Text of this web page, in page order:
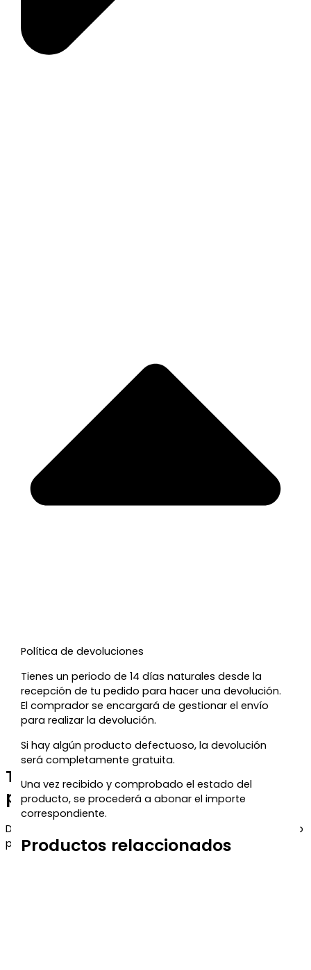
Política de devoluciones
Tienes un periodo de 14 días naturales desde la
recepción de tu pedido para hacer una devolución.
El comprador se encargará de gestionar el envío
para realizar la devolución.
Si hay algún producto defectuoso, la devolución
será completamente gratuita.
Una vez recibido y comprobado el estado del
producto, se procederá a abonar el importe
correspondiente.
Productos relaccionados
Te regalamos un 5% de descuento
para tu próxima compra
Déjanos tu correo y te enviaremos el código de descuento
para que puedas aprovecharlo en tu próximo pedido.